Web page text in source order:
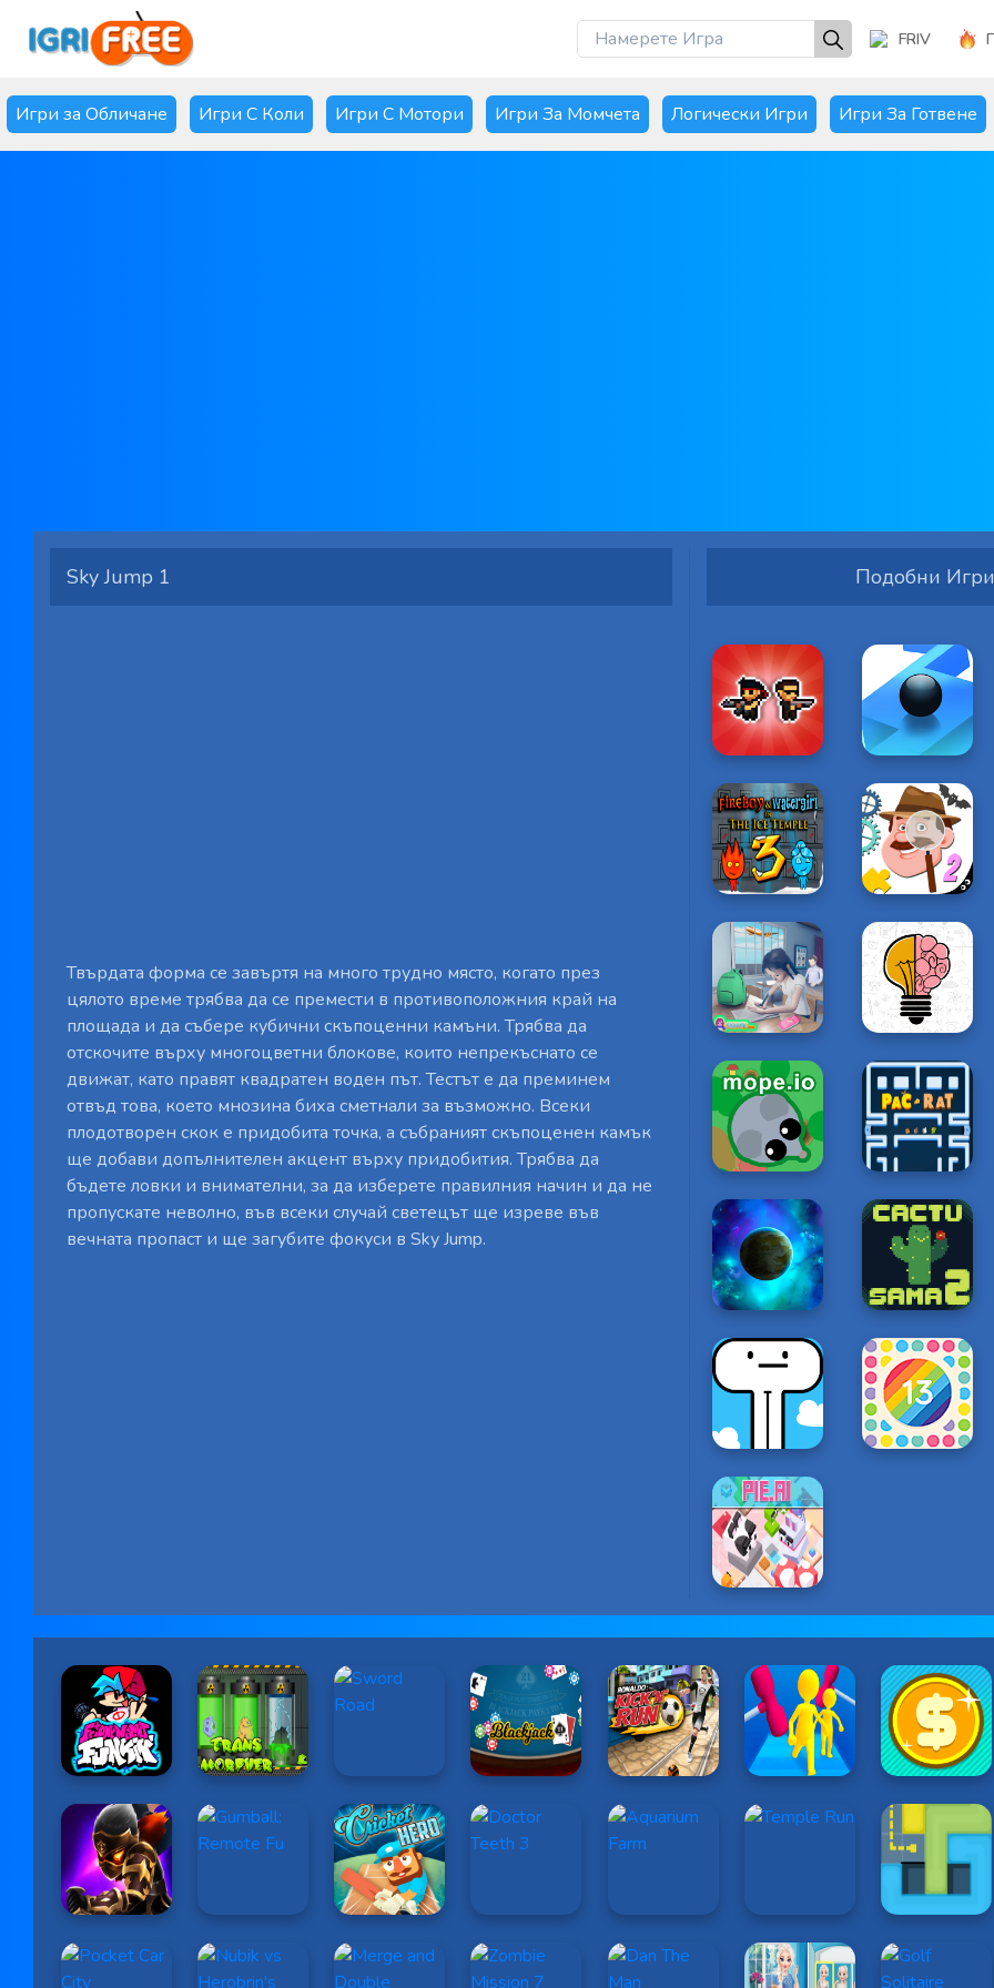
FRIV
Игри за Обличане Игри С Коли Игри С Мотори Игри За Момчета Логически Игри Игри За Готвене
Sky Jump 1
Твърдата форма се завъртя на много трудно място, когато през
цялото време трябва да се премести в противоположния край на
площада и да събере кубични скъпоценни камъни. Трябва да
отскочите върху многоцветни блокове, които непрекъснато се
движат, като правят квадратен воден път. Тестът е да преминем
отвъд това, което мнозина биха сметнали за възможно. Всеки
плодотворен скок е придобита точка, а събраният скъпоценен камък
ще добави допълнителен акцент върху придобития. Трябва да
бъдете ловки и внимателни, за да изберете правилния начин и да не
пропускате неволно, във всеки случай светецът ще изреве във
вечната пропаст и ще загубите фокуси в Sky Jump.
Подобни Игри